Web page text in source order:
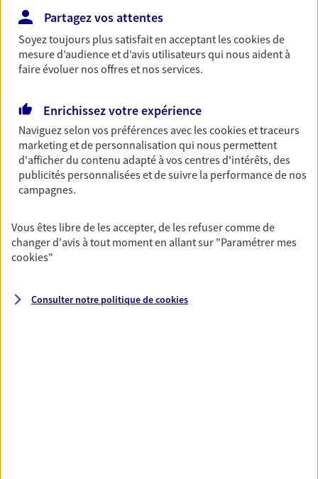
Agent Général d'assurance exclusif AXA
France
3 Et 5 Rue De La Liberation, 76440 Forges Les Eaux
Horaires :Fermé
02 35 90 51 83
NOUS CONTACTER
VOIR NOTRE SITE WEB
N° Orias * (orias.fr) : 08045293
Partagez vos attentes
Soyez toujours plus satisfait en acceptant lescookiesde
mesure d’audience et d’avis utilisateurs qui nous aident à
faire évoluer nos offres et nos services.
Enrichissez votre expérience
Naviguez selon vos préférences avec lescookies et traceurs
marketing et de personnalisation qui nous permettent
d'afficher du contenu adapté à vos centres d'intérêts, des
publicités personnalisées et de suivre la performance de nos
campagnes.
Vous êtes libre de les accepter, de les refuser comme de
changer d'avis à tout moment en allant sur "Paramétrer mes
cookies"
Consulter notre politique decookies